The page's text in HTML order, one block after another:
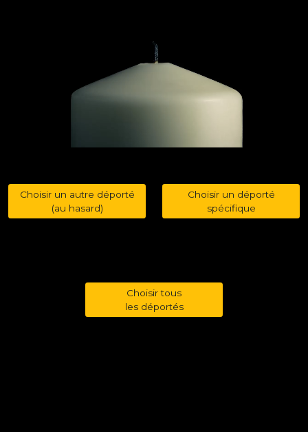
Choisir un autre déporté
(au hasard)
Choisir un déporté
spécifique
Choisir tous
les déportés